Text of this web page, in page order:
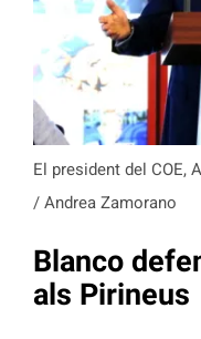
El president del COE,
/ Andrea Zamorano
Blanco
als Pirineus